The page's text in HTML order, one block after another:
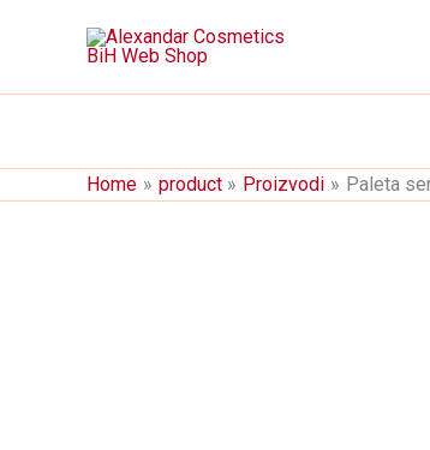
Home product Proizvodi Paleta
Nema na stanju